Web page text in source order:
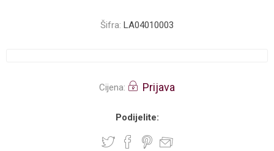
Šifra: LA04010003
Cijena: Prijava
Podijelite: